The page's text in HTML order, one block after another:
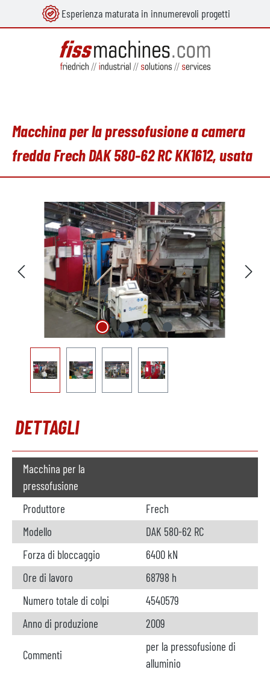
principale Esperienza maturata in innumerevoli progetti
Macchina per la pressofusione a camera
fredda Frech DAK 580-62 RC KK1612, usata
Salta la galleria di immagini
DETTAGLI
Macchina per la
pressofusione
Produttore
Frech
Modello
DAK 580-62 RC
Forza di bloccaggio
6400 kN
Ore di lavoro
68798 h
Numero totale di colpi
4540579
Anno di produzione
2009
Commenti
per la pressofusione di
alluminio